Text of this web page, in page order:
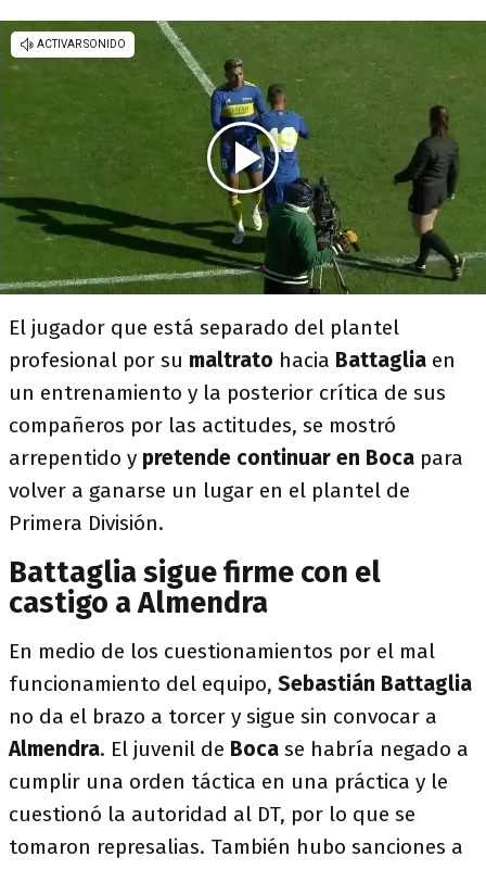
El jugador que está separado del plantel
profesional por su maltrato hacia Battaglia en
un entrenamiento y la posterior crítica de sus
compañeros por las actitudes, se mostró
arrepentido y pretende continuar en Boca para
volver a ganarse un lugar en el plantel de
Primera División.
Battaglia sigue firme con el
castigo a Almendra
En medio de los cuestionamientos por el mal
funcionamiento del equipo, Sebastián Battaglia
no da el brazo a torcer y sigue sin convocar a
Almendra. El juvenil de Boca se habría negado a
cumplir una orden táctica en una práctica y le
cuestionó la autoridad al DT, por lo que se
tomaron represalias. También hubo sanciones a